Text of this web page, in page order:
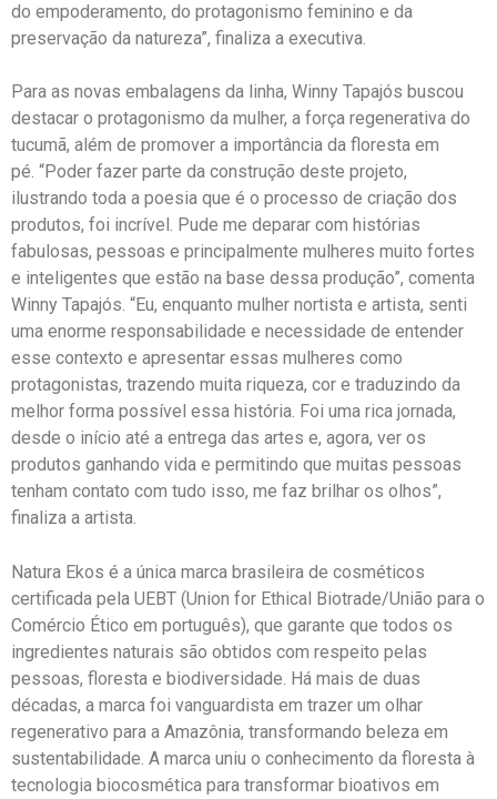
do empoderamento, do protagonismo feminino e da
preservação da natureza”, finaliza a executiva.
Para as novas embalagens da linha, Winny Tapajós buscou
destacar o protagonismo da mulher, a força regenerativa do
tucumã, além de promover a importância da floresta em
pé. “Poder fazer parte da construção deste projeto,
ilustrando toda a poesia que é o processo de criação dos
produtos, foi incrível. Pude me deparar com histórias
fabulosas, pessoas e principalmente mulheres muito fortes
e inteligentes que estão na base dessa produção”, comenta
Winny Tapajós. “Eu, enquanto mulher nortista e artista, senti
uma enorme responsabilidade e necessidade de entender
esse contexto e apresentar essas mulheres como
protagonistas, trazendo muita riqueza, cor e traduzindo da
melhor forma possível essa história. Foi uma rica jornada,
desde o início até a entrega das artes e, agora, ver os
produtos ganhando vida e permitindo que muitas pessoas
tenham contato com tudo isso, me faz brilhar os olhos”,
finaliza a artista.
Natura Ekos é a única marca brasileira de cosméticos
certificada pela UEBT (Union for Ethical Biotrade/União para o
Comércio Ético em português), que garante que todos os
ingredientes naturais são obtidos com respeito pelas
pessoas, floresta e biodiversidade. Há mais de duas
décadas, a marca foi vanguardista em trazer um olhar
regenerativo para a Amazônia, transformando beleza em
sustentabilidade. A marca uniu o conhecimento da floresta à
tecnologia biocosmética para transformar bioativos em